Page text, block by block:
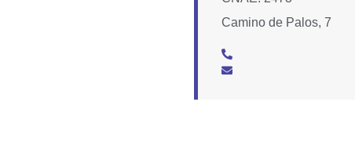
Camino de Palos, 7